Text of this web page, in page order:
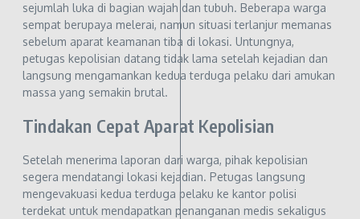
sejumlah luka di bagian wajah dan tubuh. Beberapa warga
sempat berupaya melerai, namun situasi terlanjur memanas
sebelum aparat keamanan tiba di lokasi. Untungnya,
petugas kepolisian datang tidak lama setelah kejadian dan
langsung mengamankan kedua terduga pelaku dari amukan
massa yang semakin brutal.
Tindakan Cepat Aparat Kepolisian
Setelah menerima laporan dari warga, pihak kepolisian
segera mendatangi lokasi kejadian. Petugas langsung
mengevakuasi kedua terduga pelaku ke kantor polisi
terdekat untuk mendapatkan penanganan medis sekaligus